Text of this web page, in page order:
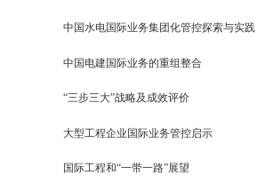
中国水电国际业务集团化管控探索与实践
中国电建国际业务的重组整合
“三步三大”战略及成效评价
大型工程企业国际业务管控启示
国际工程和“一带一路”展望